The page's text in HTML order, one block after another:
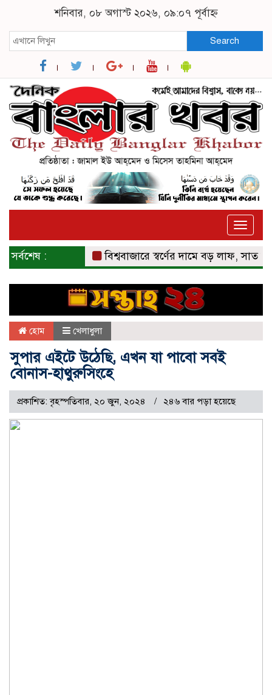
শনিবার, ০৮ অগাস্ট ২০২৬, ০৯:০৭ পূর্বাহ্ন
Search
Toggle
সর্বশেষ : বিশ্ববাজারে স্বর্ণের দামে বড় লাফ, সাত
হোম খেলাধুলা
সুপার এইটে উঠেছি, এখন যা পাবো সবই
বোনাস-হাথুরুসিংহে
প্রকাশিত: বৃহস্পতিবার, ২০ জুন, ২০২৪ ২৪৬ বার পড়া হয়েছে